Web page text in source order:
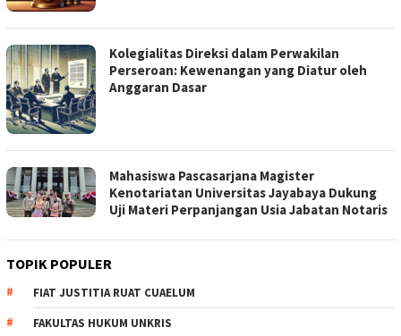
Kolegialitas Direksi dalam Perwakilan
Perseroan: Kewenangan yang Diatur oleh
Anggaran Dasar
Mahasiswa Pascasarjana Magister
Kenotariatan Universitas Jayabaya Dukung
Uji Materi Perpanjangan Usia Jabatan Notaris
TOPIK POPULER
FIAT JUSTITIA RUAT CUAELUM
FAKULTAS HUKUM UNKRIS